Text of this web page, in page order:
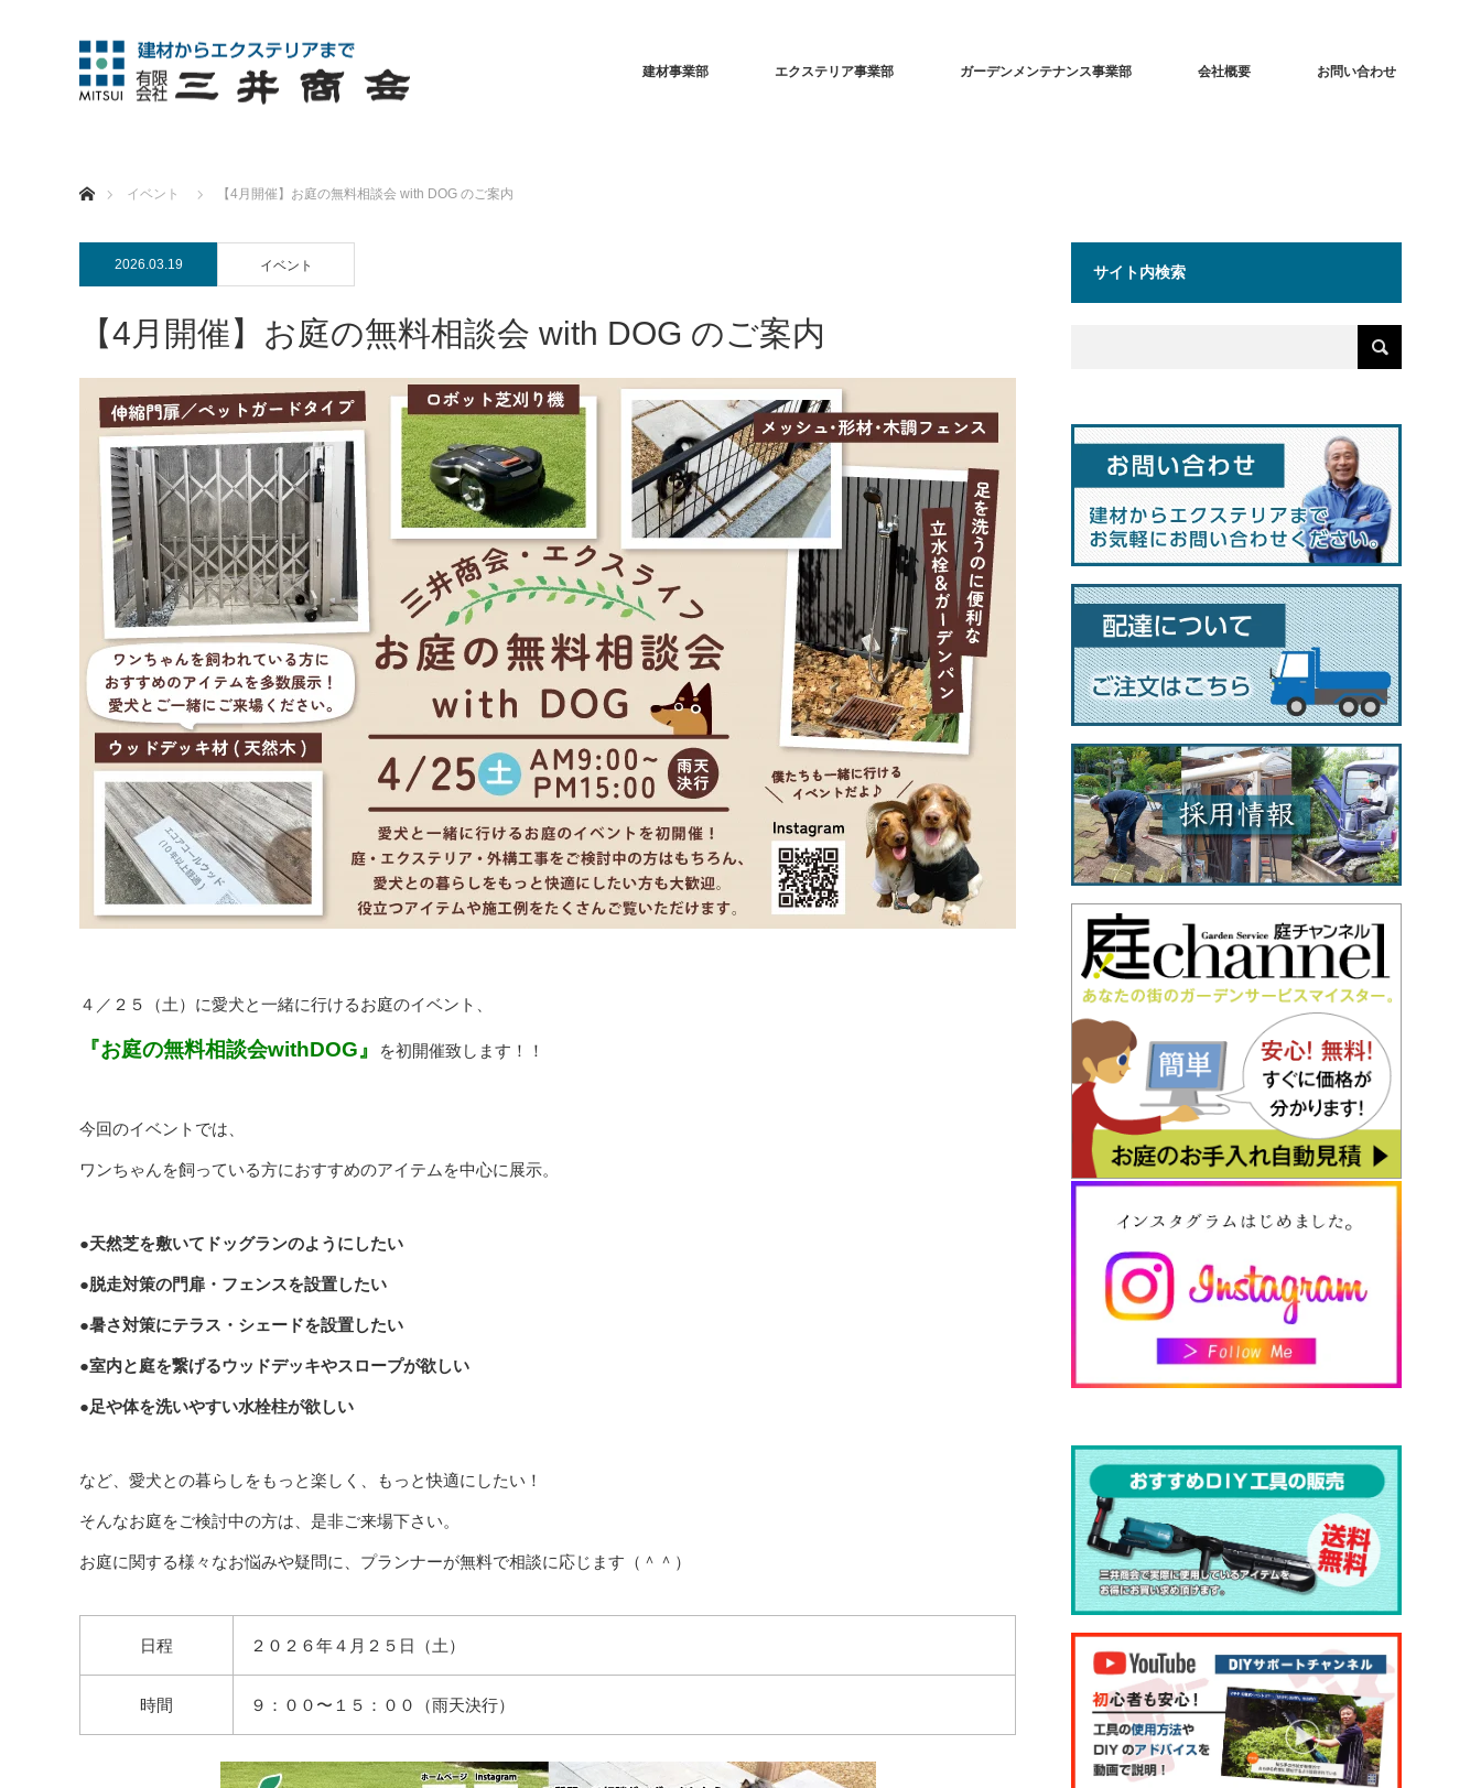
建材事業部 エクステリア事業部 ガーデンメンテナンス事業部 会社概要 お問い合わせ
イベント
【4月開催】お庭の無料相談会 with DOG のご案内
2026.03.19 イベント
【4月開催】お庭の無料相談会 with DOG のご案内
４／２５（土）に愛犬と一緒に行けるお庭のイベント、
『お庭の無料相談会withDOG』 を初開催致します！！
今回のイベントでは、
ワンちゃんを飼っている方におすすめのアイテムを中心に展示。
●天然芝を敷いてドッグランのようにしたい
●脱走対策の門扉・フェンスを設置したい
●暑さ対策にテラス・シェードを設置したい
●室内と庭を繋げるウッドデッキやスロープが欲しい
●足や体を洗いやすい水栓柱が欲しい
など、愛犬との暮らしをもっと楽しく、もっと快適にしたい！
そんなお庭をご検討中の方は、是非ご来場下さい。
お庭に関する様々なお悩みや疑問に、プランナーが無料で相談に応じます（＾＾）
日程 ２０２６年４月２５日（土）
時間 ９：００〜１５：００（雨天決行）
サイト内検索